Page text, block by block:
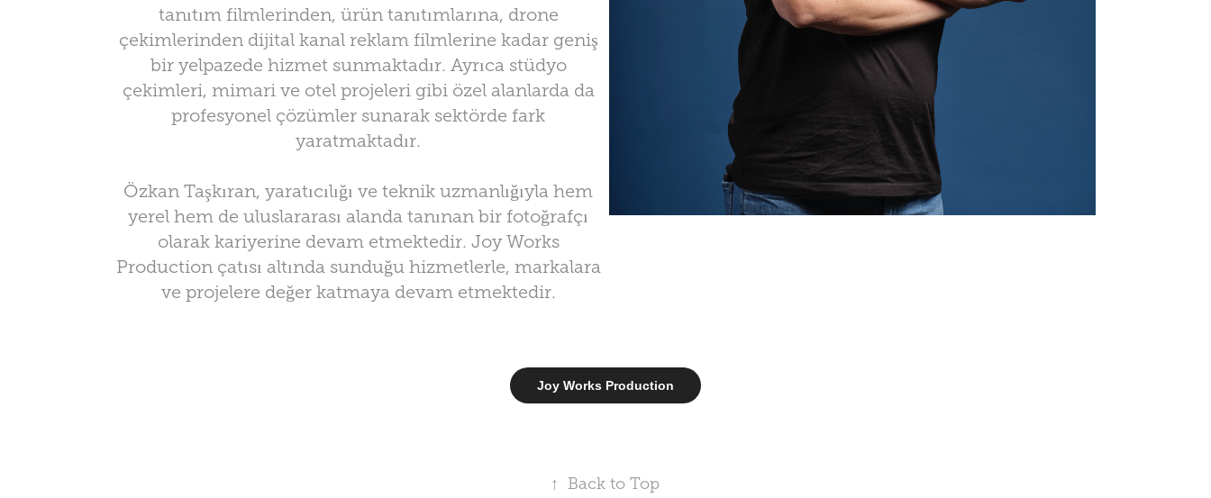
tanıtım filmlerinden, ürün tanıtımlarına, drone
çekimlerinden dijital kanal reklam filmlerine kadar geniş
bir yelpazede hizmet sunmaktadır. Ayrıca stüdyo
çekimleri, mimari ve otel projeleri gibi özel alanlarda da
profesyonel çözümler sunarak sektörde fark
yaratmaktadır.
Özkan Taşkıran, yaratıcılığı ve teknik uzmanlığıyla hem
yerel hem de uluslararası alanda tanınan bir fotoğrafçı
olarak kariyerine devam etmektedir. Joy Works
Production çatısı altında sunduğu hizmetlerle, markalara
ve projelere değer katmaya devam etmektedir.
Joy Works Production
↑ Back to Top